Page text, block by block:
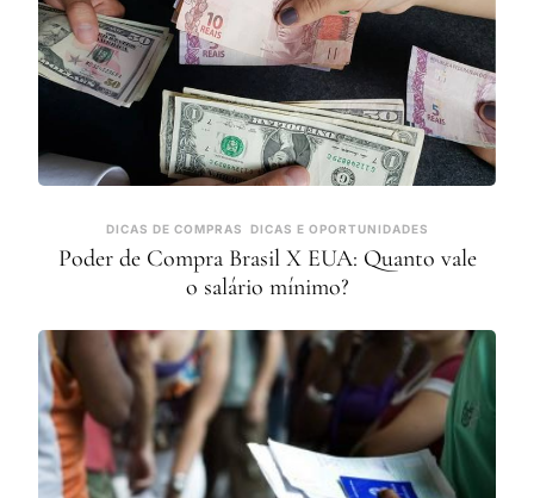
DICAS DE COMPRAS DICAS E OPORTUNIDADES
Poder de Compra Brasil X EUA: Quanto vale
o salário mínimo?